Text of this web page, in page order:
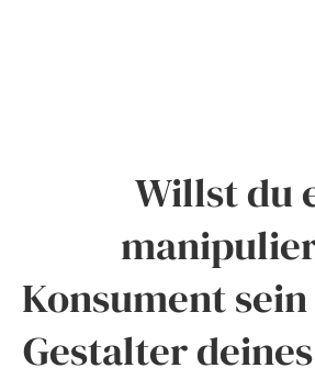
Willst du
Konsument
Gestalter